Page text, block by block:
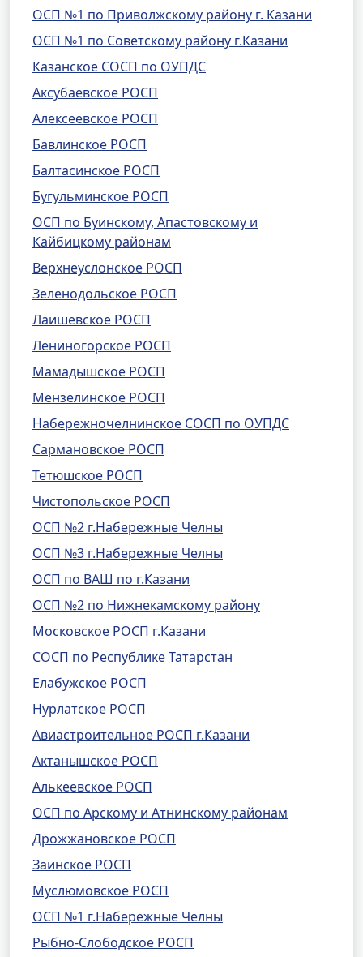
ОСП №1 по Приволжскому району г. Казани
ОСП №1 по Советскому району г.Казани
Казанское СОСП по ОУПДС
Аксубаевское РОСП
Алексеевское РОСП
Бавлинское РОСП
Балтасинское РОСП
Бугульминское РОСП
ОСП по Буинскому, Апастовскому и
Кайбицкому районам
Верхнеуслонское РОСП
Зеленодольское РОСП
Лаишевское РОСП
Лениногорское РОСП
Мамадышское РОСП
Мензелинское РОСП
Набережночелнинское СОСП по ОУПДС
Сармановское РОСП
Тетюшское РОСП
Чистопольское РОСП
ОСП №2 г.Набережные Челны
ОСП №3 г.Набережные Челны
ОСП по ВАШ по г.Казани
ОСП №2 по Нижнекамскому району
Московское РОСП г.Казани
СОСП по Республике Татарстан
Елабужское РОСП
Нурлатское РОСП
Авиастроительное РОСП г.Казани
Актанышское РОСП
Алькеевское РОСП
ОСП по Арскому и Атнинскому районам
Дрожжановское РОСП
Заинское РОСП
Муслюмовское РОСП
ОСП №1 г.Набережные Челны
Рыбно-Слободское РОСП